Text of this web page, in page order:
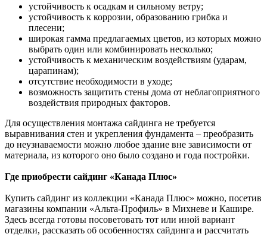
устойчивость к осадкам и сильному ветру;
устойчивость к коррозии, образованию грибка и
плесени;
широкая гамма предлагаемых цветов, из которых можно
выбрать один или комбинировать несколько;
устойчивость к механическим воздействиям (ударам,
царапинам);
отсутствие необходимости в уходе;
возможность защитить стены дома от неблагоприятного
воздействия природных факторов.
Для осуществления монтажа сайдинга не требуется
выравнивания стен и укрепления фундамента – преобразить
до неузнаваемости можно любое здание вне зависимости от
материала, из которого оно было создано и года постройки.
Где приобрести сайдинг «Канада Плюс»
Купить сайдинг из коллекции «Канада Плюс» можно, посетив
магазины компании «Альта-Профиль» в Михневе и Кашире.
Здесь всегда готовы посоветовать тот или иной вариант
отделки, рассказать об особенностях сайдинга и рассчитать